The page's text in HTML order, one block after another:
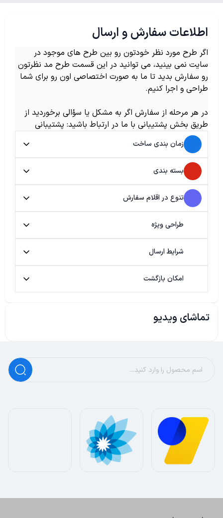
اطلاعات سفارش و ارسال
اگر طرح مورد نظر خودتون رو بین طرح های موجود در
سایت نمی بینید، می توانید در این قسمت طرح مد نظرتون
رو سفارش بدید تا ما به صورت اختصاصی اون رو برای شما
طراحی و اجرا کنیم.
در هر مرحله از سفارش اگر به مشکل یا سؤالی برخوردید از
طریق بخش پشتیبانی با ما در ارتباط باشید: پشتیبانی
زمان بندی ساخت
بسته بندی
تنوع در اقلام سفارش
طراحی ویژه
شرایط ارسال
امکان بازگشت
تماشای ویدیو